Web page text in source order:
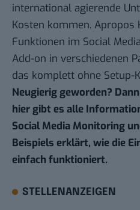
international agierende
Kosten kommen. Apropos
Funktionen im Social
Add-on in verschiedenen
das komplett ohne Setup-
Neugierig geworden?
hier gibt es alle
Social Media Monitoring
Beispiels erklärt, wie die
einfach funktioniert.
STELLENANZEIGEN